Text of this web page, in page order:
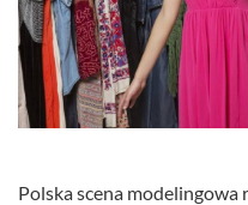
Polska scena